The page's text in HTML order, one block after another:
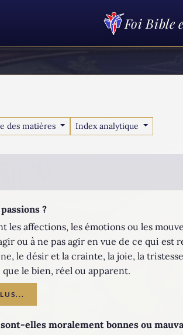
Foi Bible
des matières Index analytique
?
les affections, les émotions ou les
ou à ne pas agir en vue de ce qui est
le désir et la crainte, la joie, la
que le bien, réel ou apparent.
elles moralement bonnes ou